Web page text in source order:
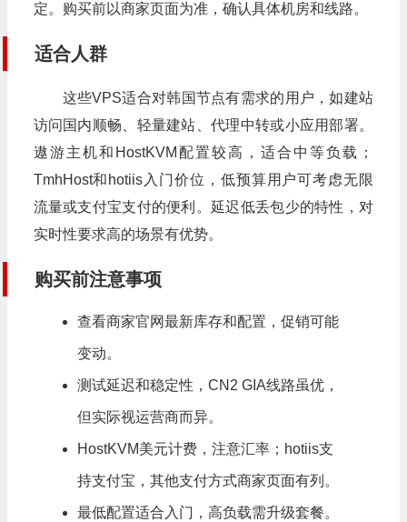
定。购买前以商家页面为准，确认具体机房和线路。
适合人群
这些VPS适合对韩国节点有需求的用户，如建站
访问国内顺畅、轻量建站、代理中转或小应用部署。
遨游主机和HostKVM配置较高，适合中等负载；
TmhHost和hotiis入门价位，低预算用户可考虑无限
流量或支付宝支付的便利。延迟低丢包少的特性，对
实时性要求高的场景有优势。
购买前注意事项
查看商家官网最新库存和配置，促销可能
变动。
测试延迟和稳定性，CN2 GIA线路虽优，
但实际视运营商而异。
HostKVM美元计费，注意汇率；hotiis支
持支付宝，其他支付方式商家页面有列。
最低配置适合入门，高负载需升级套餐。